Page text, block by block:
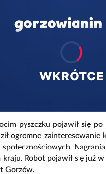
WKRÓTCE
pyszczku pojawił się
ogromne
kraju. Robot pojawił się już
Gorzów.